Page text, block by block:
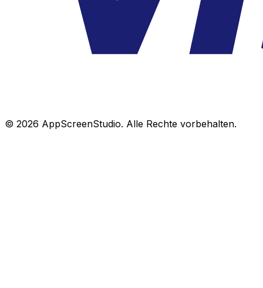
© 2026 AppScreenStudio. Alle Rechte vorbehalten.